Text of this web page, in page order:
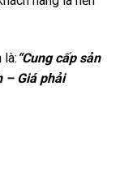
là: “Cung cấp sản
– Giá phải